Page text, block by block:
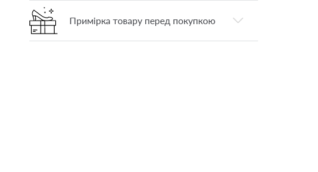
Примірка товару перед покупкою